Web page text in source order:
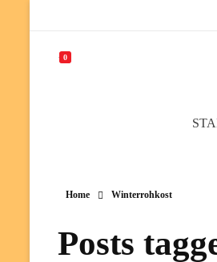
0
Home Winterrohkost
Posts